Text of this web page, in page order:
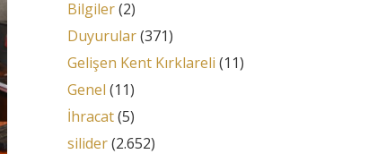
Bilgiler(2)
Duyurular(371)
Gelişen Kent Kırklareli (11)
Genel (11)
İhracat(5)
silider(2.652)